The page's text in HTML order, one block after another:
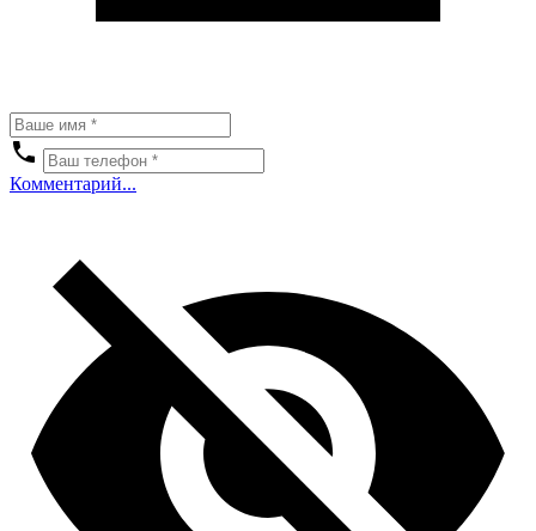
Комментарий...